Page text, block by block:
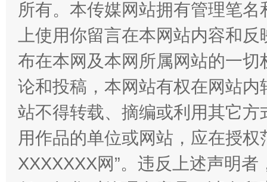
站台名比不上好声名
漫山遍野的桃花与雪山、麦地、白藏房 除
所有。本传媒网站拥有管理笔
上使用你留言在本网站内容和
布在本网及本网所属网站的一
论和投稿，本网站有权在网站
站不得转载、摘编或利用其它
用作品的单位或网站，应在授
XXXXXXX网”。违反上述声明